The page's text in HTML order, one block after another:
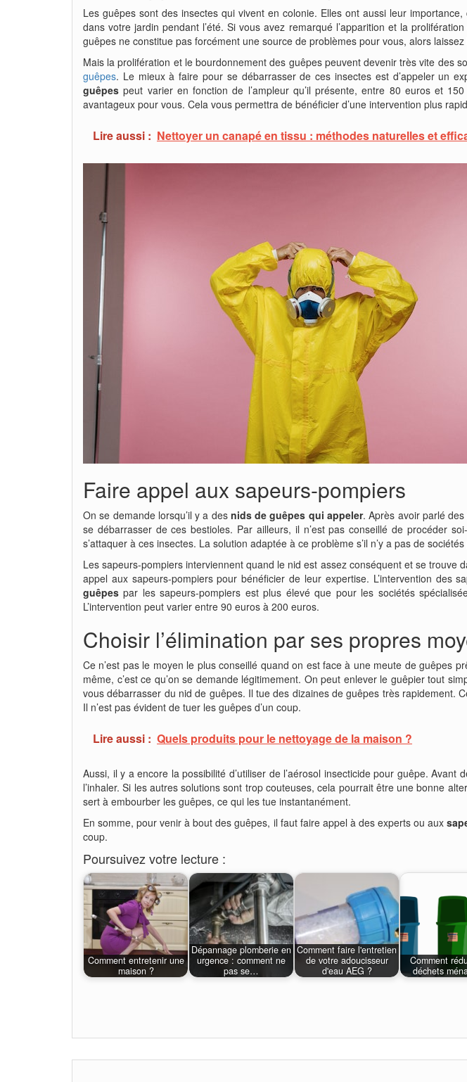
Les guêpes sont des insectes qui vivent en colonie. Elles ont aussi leur
dans votre jardin pendant l’été. Si vous avez remarqué l’apparition et la
guêpes ne constitue pas forcément une source de problèmes pour vous, alors laissez
Mais la prolifération et le bourdonnement des guêpes peuvent devenir très vite des
guêpes. Le mieux à faire pour se débarrasser de ces insectes est d’appeler un
guêpespeut varier en fonction de l’ampleur qu’il présente, entre 80 euros et
avantageux pour vous. Cela vous permettra de bénéficier d’une intervention plus
Lire aussi : Nettoyer un canapé en tissu : méthodes naturelles et
Faire appel aux sapeurs-pompiers
On se demande lorsqu’il y a des nids de guêpes qui appeler. Après avoir parlé
se débarrasser de ces bestioles. Par ailleurs, il n’est pas conseillé de procéder
s’attaquer à ces insectes. La solution adaptée à ce problème s’il n’y a pas de
Les sapeurs-pompiers interviennent quand le nid est assez conséquent et se
appel aux sapeurs-pompiers pour bénéficier de leur expertise. L’intervention des
guêpespar les sapeurs-pompiers est plus élevé que pour les sociétés
L’intervention peut varier entre 90 euros à 200 euros.
Choisir l’élimination par ses propres
Ce n’est pas le moyen le plus conseillé quand on est face à une meute de guêpes
même, c’est ce qu’on se demande légitimement. On peut enlever le guêpier tout
vous débarrasser du nid de guêpes. Il tue des dizaines de guêpes très rapidement.
Il n’est pas évident de tuer les guêpes d’un coup.
Lire aussi : Quels produits pour le nettoyage de la maison ?
Aussi, il y a encore la possibilité d’utiliser de l’aérosol insecticide pour guêpe.
l’inhaler. Si les autres solutions sont trop couteuses, cela pourrait être une bonne
sert à embourber les guêpes, ce qui les tue instantanément.
En somme, pour venir à bout des guêpes, il faut faire appel à des experts ou aux
coup.
Poursuivez votre lecture :
Comment entretenir une
maison ?
Dépannage plomberie en
urgence : comment ne
pas se…
Comment faire l'entretien
de votre adoucisseur
d'eau AEG ?
Comment
déchets